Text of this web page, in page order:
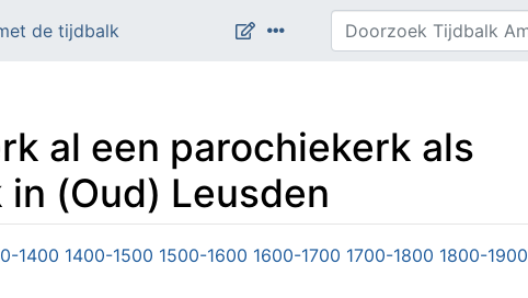
de tijdbalk
al een parochiekerk als
(Oud) Leusden
1400 1400-1500 1500-1600 1600-1700 1700-1800 1800-1900